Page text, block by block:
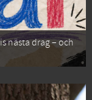
nästa drag – och